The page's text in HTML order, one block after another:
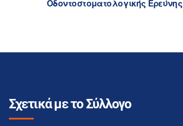
Οδοντοστοματολογικής Ερεύνης
Σχετικά με το Σύλλογο